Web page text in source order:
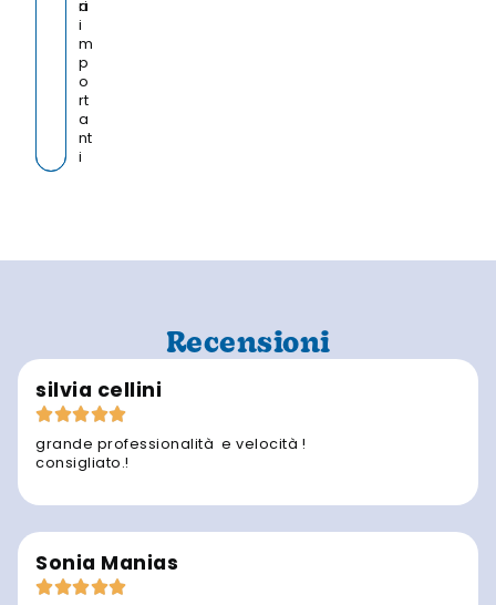
a
ri
i
m
p
o
rt
a
nt
i
Recensioni
silvia cellini
grande professionalità e velocità !
consigliato.!
Sonia Manias